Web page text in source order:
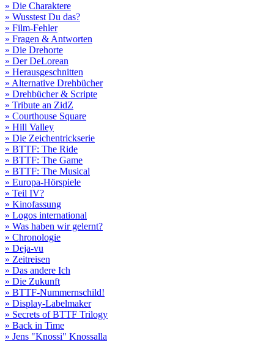
» Die Charaktere
» Wusstest Du das?
» Film-Fehler
» Fragen & Antworten
» Die Drehorte
» Der DeLorean
» Herausgeschnitten
» Alternative Drehbücher
» Drehbücher & Scripte
» Tribute an ZidZ
» Courthouse Square
» Hill Valley
» Die Zeichentrickserie
» BTTF: The Ride
» BTTF: The Game
» BTTF: The Musical
» Europa-Hörspiele
» Teil IV?
» Kinofassung
» Logos international
» Was haben wir gelernt?
» Chronologie
» Deja-vu
» Zeitreisen
» Das andere Ich
» Die Zukunft
» BTTF-Nummernschild!
» Display-Labelmaker
» Secrets of BTTF Trilogy
» Back in Time
» Jens "Knossi" Knossalla